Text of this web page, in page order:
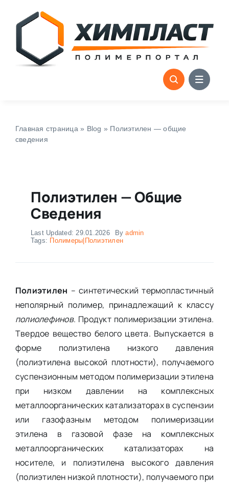
content
Главная страница » Blog » Полиэтилен — общие
сведения
Полиэтилен — Общие
Сведения
Last Updated: 29.01.2026 Byadmin
Tags: Полимеры|Полиэтилeн
Полиэтилен – синтетический термопластичный
неполярный полимер, принадлежащий к классу
полиолефинов. Продукт полимеризации этилена.
Твердое вещество белого цвета. Выпускается в
форме полиэтилена низкого давления
(полиэтилена высокой плотности), получаемого
суспензионным методом полимеризации этилена
при низком давлении на комплексных
металлоорганических катализаторах в суспензии
или газофазным методом полимеризации
этилена в газовой фазе на комплексных
металлоорганических катализаторах на
носителе, и полиэтилена высокого давления
(полиэтилен низкой плотности), получаемого при